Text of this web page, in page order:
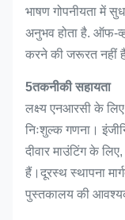
भाषण गोपनीयता में
अनुभव होता है. ऑफ-
करने की जरूरत नहीं
5तकनीकी सहायता
लक्ष्य एनआरसी के
निःशुल्क गणना।
दीवार माउंटिंग के
हैं।दूरस्थ स्थापना
पुस्तकालय की